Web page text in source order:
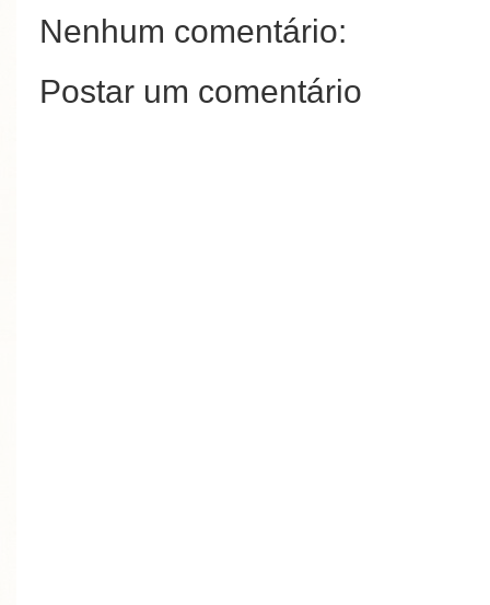
Nenhum comentário:
Postar um comentário